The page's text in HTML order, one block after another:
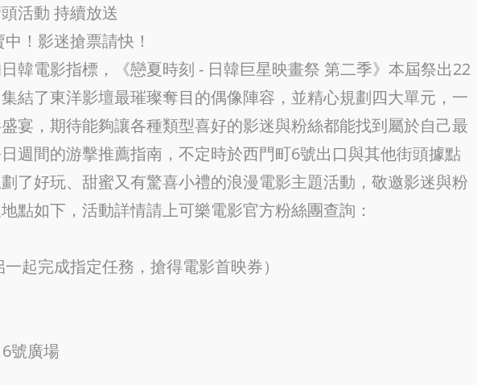
活動 持續放送
！影迷搶票請快！
韓電影指標，《戀夏時刻 - 日韓巨星映畫祭 第二季》本屆祭出22
結了東洋影壇最璀璨奪目的偶像陣容，並精心規劃四大單元，一
宴，期待能夠讓各種類型喜好的影迷與粉絲都能找到屬於自己最
週間的游擊推薦指南，不定時於西門町6號出口與其他街頭據點
了好玩、甜蜜又有驚喜小禮的浪漫電影主題活動，敬邀影迷與粉
點如下，活動詳情請上可樂電影官方粉絲團查詢：
起完成指定任務，搶得電影首映券）
號廣場